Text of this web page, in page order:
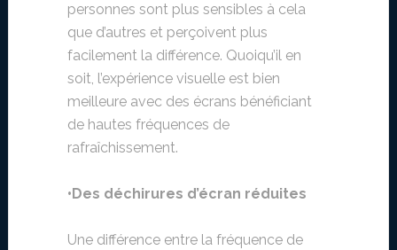
personnes sont plus sensibles à cela
que d’autres et perçoivent plus
facilement la différence. Quoiqu’il en
soit, l’expérience visuelle est bien
meilleure avec des écrans bénéficiant
de hautes fréquences de
rafraîchissement.
•Des déchirures d’écran réduites
Une différence entre la fréquence de